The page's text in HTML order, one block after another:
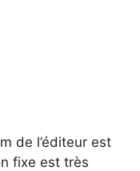
de l’éditeur est
fixe est très